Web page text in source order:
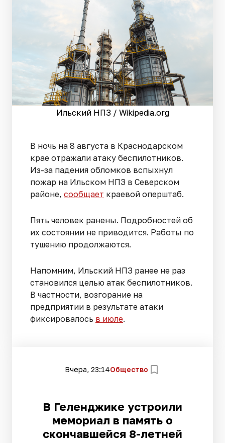
Ильский НПЗ / Wikipedia.org
В ночь на 8 августа в Краснодарском
крае отражали атаку беспилотников.
Из-за падения обломков вспыхнул
пожар на Ильском НПЗ в Северском
районе, сообщает краевой оперштаб.
Пять человек ранены. Подробностей об
их состоянии не приводится. Работы по
тушению продолжаются.
Напомним, Ильский НПЗ ранее не раз
становился целью атак беспилотников.
В частности, возгорание на
предприятии в результате атаки
фиксировалось в июле.
Вчера, 23:14Общество
В Геленджике устроили
мемориал в память о
скончавшейся 8-летней